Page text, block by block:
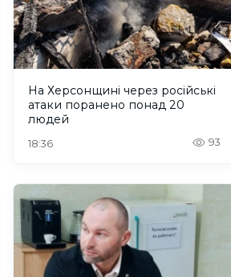
На Херсонщині через російські
атаки поранено понад 20
людей
18:36 93